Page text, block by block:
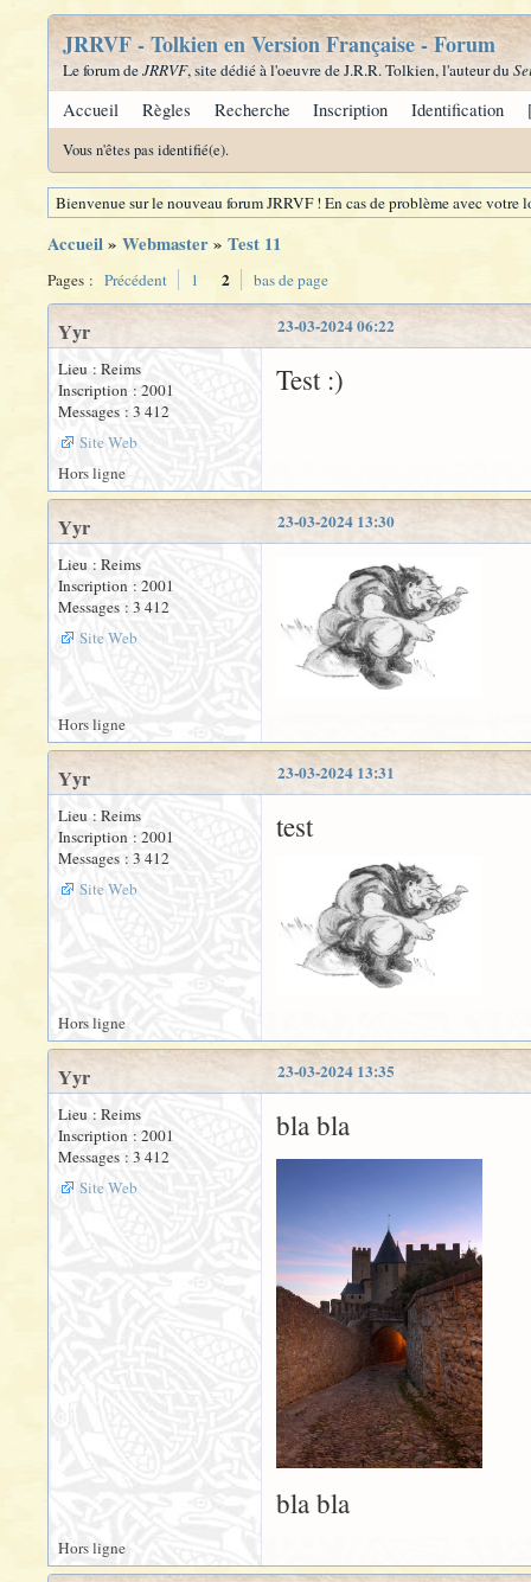
JRRVF - Tolkien en Version Française - Forum
Le forum deJRRVF, site dédié à l'oeuvre de J.R.R. Tolkien, l'auteur du
Accueil Règles Recherche Inscription Identification
Vous n'êtes pas identifié(e).
Bienvenue sur le nouveau forum JRRVF ! En cas de problème avec
Accueil» Webmaster» Test 11
Pages : Précédent 1 2 bas de page
23-03-2024 06:22
Yyr
Lieu : Reims
Inscription : 2001
Messages : 3 412
Site Web
Test :)
Hors ligne
23-03-2024 13:30
Yyr
Lieu : Reims
Inscription : 2001
Messages : 3 412
Site Web
Hors ligne
23-03-2024 13:31
Yyr
Lieu : Reims
Inscription : 2001
Messages : 3 412
Site Web
test
Hors ligne
23-03-2024 13:35
Yyr
Lieu : Reims
Inscription : 2001
Messages : 3 412
Site Web
bla bla
bla bla
Hors ligne